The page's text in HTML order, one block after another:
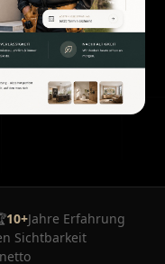
10+Jahre Erfahrung
Sichtbarkeit
netto